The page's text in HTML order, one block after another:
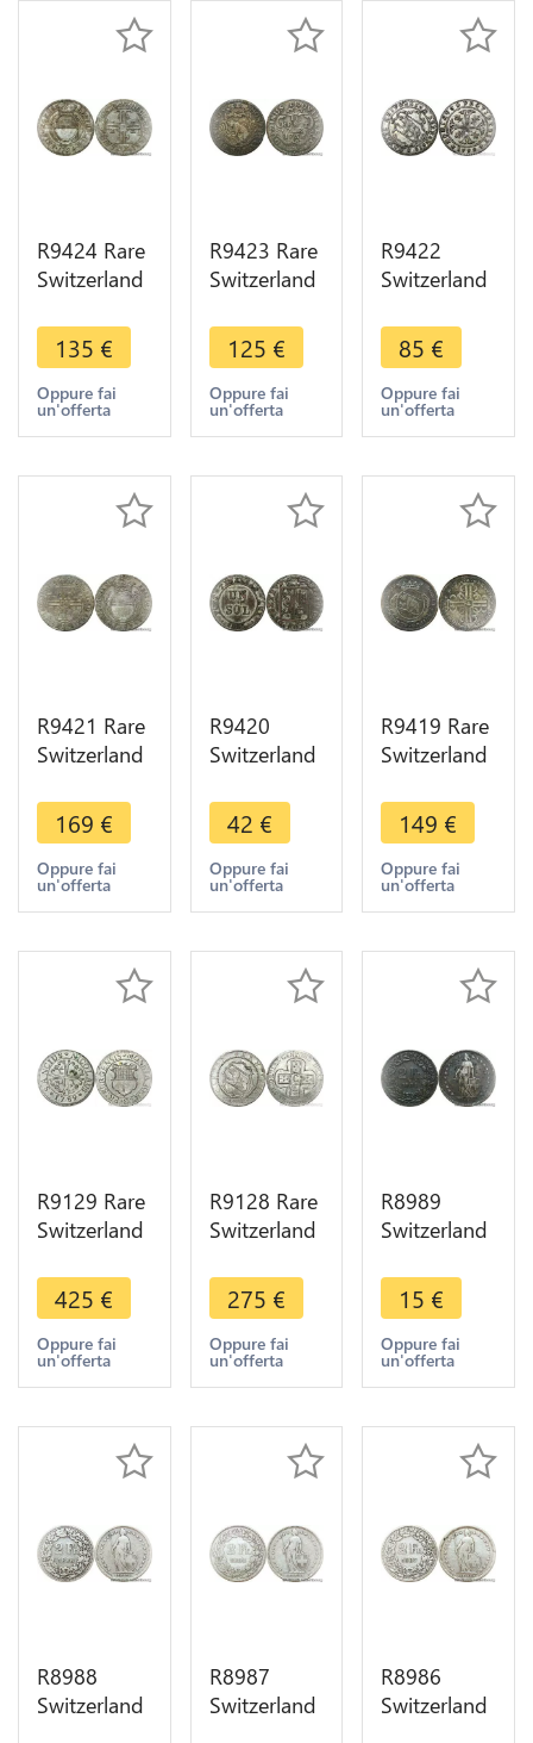
R9424 Rare
Switzerland
Kreuzer
1788 Silver
-> Make
offer
135 €
Oppure fai
un'offerta
R9423 Rare
Switzerland
Bern 10
Kreuzer
1755 Bear
Ours Silver
125 €
Oppure fai
un'offerta
R9422
Switzerland
Bern 1/2
Batzen
1798 Bear
Ours Silver
offer
85 €
Oppure fai
un'offerta
R9421 Rare
Switzerland
Kreuzer
1793 Silver
-> Make
offer
169 €
Oppure fai
un'offerta
R9420
Switzerland
Cantons
Geneva Sol
1833 ->
Make offer
42 €
Oppure fai
un'offerta
R9419 Rare
Switzerland
Bern 1/4
Thaler 1757
Bear Ours
Silver -> M
149 €
Oppure fai
un'offerta
R9129 Rare
Switzerland
Kreuzer 1/2
Batzen
1789 BU
UNC ->
425 €
Oppure fai
un'offerta
R9128 Rare
Switzerland
Cantons 1
Batz Bear
1826 PCGS
MS66 ->
275 €
Oppure fai
un'offerta
R8989
Switzerland
Helvetia
1931 B
Berne Silver
-> Make
15 €
Oppure fai
un'offerta
R8988
Switzerland
R8987
Switzerland
R8986
Switzerland